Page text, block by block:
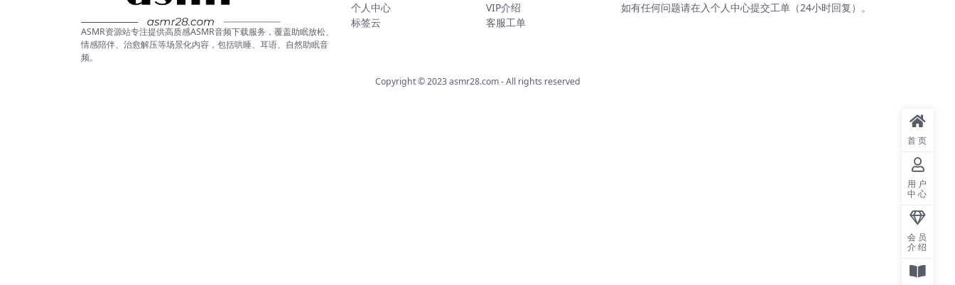
ASMR资源站专注提供高质感ASMR音频下载服务，覆盖助眠放松、
情感陪伴、治愈解压等场景化内容，包括哄睡、耳语、自然助眠音
频。
个人中心
标签云
VIP介绍
客服工单
如有任何问题请在入个人中心提交工单（24小时回复）。
Copyright © 2023asmr28.com- All rights reserved
首页
用户
中心
会员
介绍